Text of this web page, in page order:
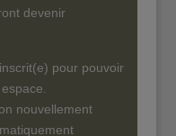
devenir
pour pouvoir
nouvellement